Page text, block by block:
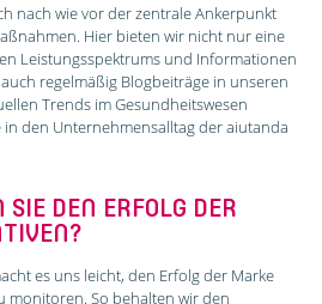
nach wie vor der zentrale Ankerpunkt
Hier bieten wir nicht nur eine
Leistungsspektrums und Informationen
regelmäßig Blogbeiträge in unseren
Trends im Gesundheitswesen
den Unternehmensalltag der aiutanda
DEN ERFOLG DER
es uns leicht, den Erfolg der Marke
monitoren. So behalten wir den